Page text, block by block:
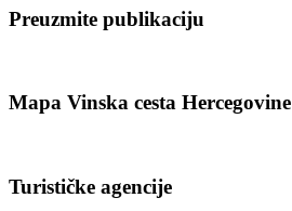
Preuzmite publikaciju
Mapa Vinska cesta Hercegovine
Turističke agencije